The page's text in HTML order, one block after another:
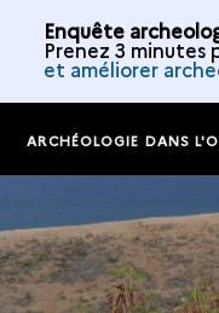
Enquête
Prenez 3 minutes
et améliorer
ARCHÉOLOGIE DANS